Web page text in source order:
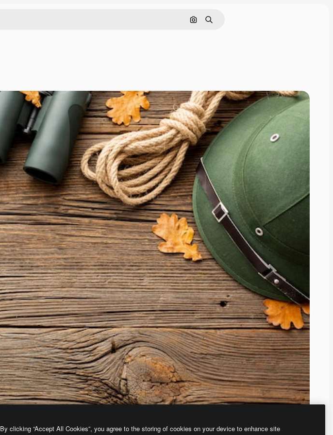
画像で検索
検索
By clicking “Accept All Cookies”, you agree to the storing of cookies on your device to enhance site